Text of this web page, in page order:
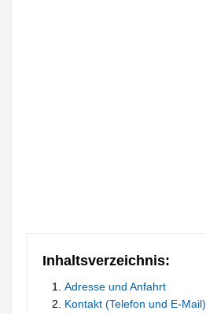
Inhaltsverzeichnis:
Adresse und Anfahrt
Kontakt (Telefon und E-Mail)